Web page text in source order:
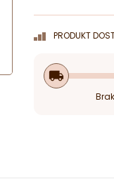
PRODUKT
local_shipping